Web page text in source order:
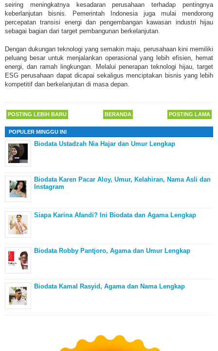
seiring meningkatnya kesadaran perusahaan terhadap pentingnya
keberlanjutan bisnis. Pemerintah Indonesia juga mulai mendorong
percepatan transisi energi dan pengembangan kawasan industri hijau
sebagai bagian dari target pembangunan berkelanjutan.
Dengan dukungan teknologi yang semakin maju, perusahaan kini memiliki
peluang besar untuk menjalankan operasional yang lebih efisien, hemat
energi, dan ramah lingkungan. Melalui penerapan teknologi hijau, target
ESG perusahaan dapat dicapai sekaligus menciptakan bisnis yang lebih
kompetitif dan berkelanjutan di masa depan.
POSTING LEBIH BARU POSTING LAMA
BERANDA
POPULER MINGGU INI
Biodata Ustadzah Nia Hajar dan Umur Lengkap
Biodata Karen Pacar Aloy, Umur, Kelahiran, Nama Asli dan
Instagram
Siapa Karina Afandi? Ini Biodata dan Agama Lengkap
Biodata Robby Pantjoro, Agama dan Umur Lengkap
Biodata Kamal Rasyid, Agama dan Nama Lengkap